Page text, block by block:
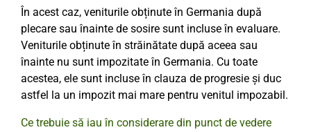
În acest caz, veniturile obținute în Germania după
plecare sau înainte de sosire sunt incluse în evaluare.
Veniturile obținute în străinătate după aceea sau
înainte nu sunt impozitate în Germania. Cu toate
acestea, ele sunt incluse în clauza de progresie și duc
astfel la un impozit mai mare pentru venitul impozabil.
Ce trebuie să iau în considerare din punct de vedere